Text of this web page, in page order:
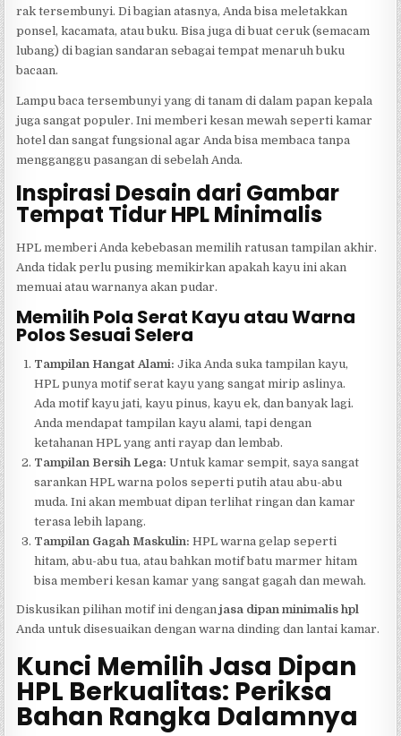
rak tersembunyi. Di bagian atasnya, Anda bisa meletakkan
ponsel, kacamata, atau buku. Bisa juga di buat ceruk (semacam
lubang) di bagian sandaran sebagai tempat menaruh buku
bacaan.
Lampu baca tersembunyi yang di tanam di dalam papan kepala
juga sangat populer. Ini memberi kesan mewah seperti kamar
hotel dan sangat fungsional agar Anda bisa membaca tanpa
mengganggu pasangan di sebelah Anda.
Inspirasi Desain dari Gambar
Tempat Tidur HPL Minimalis
HPL memberi Anda kebebasan memilih ratusan tampilan akhir.
Anda tidak perlu pusing memikirkan apakah kayu ini akan
memuai atau warnanya akan pudar.
Memilih Pola Serat Kayu atau Warna
Polos Sesuai Selera
Tampilan Hangat Alami: Jika Anda suka tampilan kayu,
HPL punya motif serat kayu yang sangat mirip aslinya.
Ada motif kayu jati, kayu pinus, kayu ek, dan banyak lagi.
Anda mendapat tampilan kayu alami, tapi dengan
ketahanan HPL yang anti rayap dan lembab.
Tampilan Bersih Lega: Untuk kamar sempit, saya sangat
sarankan HPL warna polos seperti putih atau abu-abu
muda. Ini akan membuat dipan terlihat ringan dan kamar
terasa lebih lapang.
Tampilan Gagah Maskulin: HPL warna gelap seperti
hitam, abu-abu tua, atau bahkan motif batu marmer hitam
bisa memberi kesan kamar yang sangat gagah dan mewah.
Diskusikan pilihan motif ini denganjasa dipan minimalis hpl
Anda untuk disesuaikan dengan warna dinding dan lantai kamar.
Kunci Memilih Jasa Dipan
HPL Berkualitas: Periksa
Bahan Rangka Dalamnya